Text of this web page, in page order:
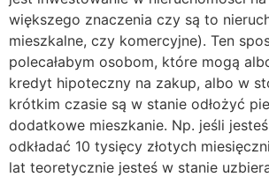
większego znaczenia czy są to
mieszkalne, czy komercyjne). Ten
polecałabym osobom, które mogą
kredyt hipoteczny na zakup, albo w
krótkim czasie są w stanie odłożyć
dodatkowe mieszkanie. Np. jeśli
odkładać 10 tysięcy złotych
lat teoretycznie jesteś w stanie